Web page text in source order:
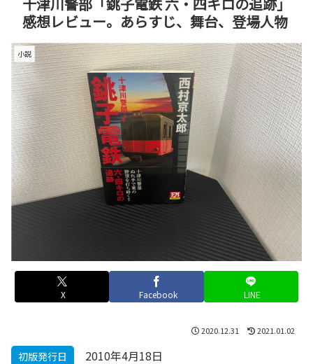
感想レビュー。あらすじ、舞台、登場人物
小説
X Facebook LINE
2020.12.31 2021.01.02
初版発行日 2010年4月18日